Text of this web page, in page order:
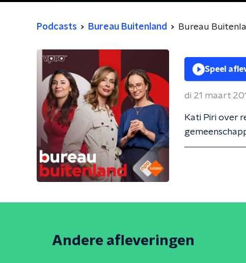
Podcasts Bureau Buitenland Bureau
Speel
di 21 maart
Kati Piri over
Andere afleveringen